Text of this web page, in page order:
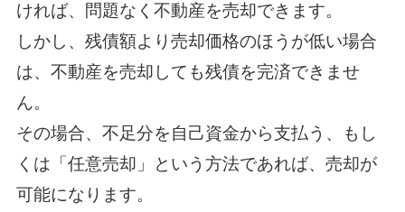
ければ、問題なく不動産を売却できます。
しかし、残債額より売却価格のほうが低い場合
は、不動産を売却しても残債を完済できませ
ん。
その場合、不足分を自己資金から支払う、もし
くは「任意売却」という方法であれば、売却が
可能になります。